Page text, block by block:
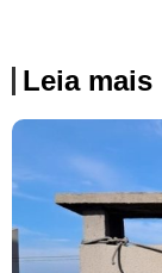
Leia mais